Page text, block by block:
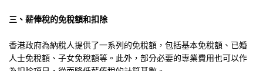
三、薪俸稅的免稅額和扣除
香港政府為納稅人提供了一系列的免稅額，包括基本免稅額、已婚
人士免稅額、子女免稅額等。此外，部分必要的專業費用也可以作